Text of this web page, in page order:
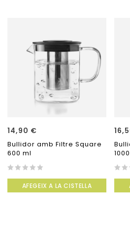
14,90 €
Bullidor amb Filtre Square
600 ml
of
AFEGEIX A LA CISTELLA
of